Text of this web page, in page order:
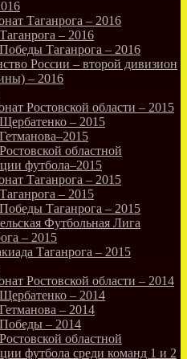
Таганрога – 2016
– 2016
Таганрога – 2016
России – второй дивизион
– 2016
Ростовской области – 2015
– 2015
областной
футбола–2015
Таганрога – 2015
– 2015
Таганрога – 2015
Футбольная Лига
– 2015
Таганрога – 2015
Ростовской области – 2014
– 2014
– 2014
– 2014
областной
футбола среди команд 1 и 2